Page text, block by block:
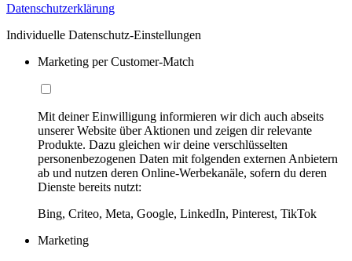
Datenschutzerklärung
Individuelle Datenschutz-Einstellungen
Marketing per Customer-Match
Mit deiner Einwilligung informieren wir dich auch abseits
unserer Website über Aktionen und zeigen dir relevante
Produkte. Dazu gleichen wir deine verschlüsselten
personenbezogenen Daten mit folgenden externen Anbietern
ab und nutzen deren Online-Werbekanäle, sofern du deren
Dienste bereits nutzt:
Bing, Criteo, Meta, Google, LinkedIn, Pinterest, TikTok
Marketing